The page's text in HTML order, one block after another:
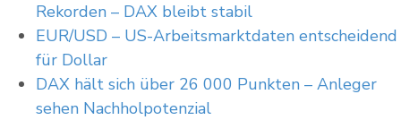
Rekorden – DAX bleibt stabil
EUR/USD – US-Arbeitsmarktdaten entscheidend
für Dollar
DAX hält sich über 26 000 Punkten – Anleger
sehen Nachholpotenzial